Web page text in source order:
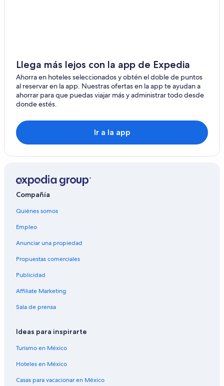
Port Bailey
Akutan
Naknek
Nondalton
Pedro Bay
Sand Point
South Naknek
Llega más lejos con la app de Expedia
Ahorra en hoteles seleccionados y obtén el doble de puntos
al reservar en la app. Nuestras ofertas en la app te ayudan a
ahorrar para que puedas viajar más y administrar todo desde
donde estés.
Ir a la app
Compañía
Quiénes somos
Empleo
Anunciar una propiedad
Propuestas comerciales
Publicidad
Affiliate Marketing
Sala de prensa
Ideas para inspirarte
Turismo en México
Hoteles en México
Casas para vacacionar en México